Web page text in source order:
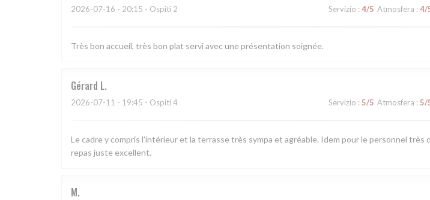
2026-07-16 - 20:15 - Ospiti 2 Servizio : 4/5 Atmosfera : 4/
Très bon accueil, très bon plat servi avec une présentation soignée.
Gérard L
2026-07-11 - 19:45 - Ospiti 4 Servizio : 5/5 Atmosfera : 5/
Le cadre y compris l'intérieur et la terrasse très sympa et agréable. Idem pour le personnel très
repas juste excellent.
M